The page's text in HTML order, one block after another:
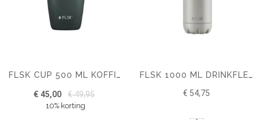
FLSK CUP 500 ML KOFFIE TO GO BEKER NEXT GEN
€ 45,00 € 49,95
10% korting
FLSK 1000 ML DRINKFLES NEXT GEN
€ 54,75